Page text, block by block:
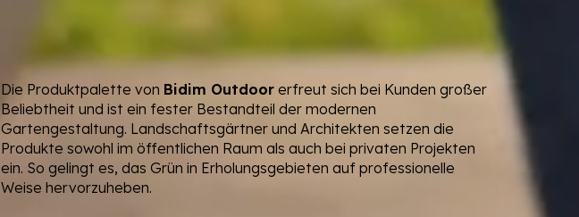
Die Produktpalette von Bidim Outdoorerfreut sich bei Kunden großer
Beliebtheit und ist ein fester Bestandteil der modernen
Gartengestaltung. Landschaftsgärtner und Architekten setzen die
Produkte sowohl im öffentlichen Raum als auch bei privaten Projekten
ein. So gelingt es, das Grün in Erholungsgebieten auf professionelle
Weise hervorzuheben.